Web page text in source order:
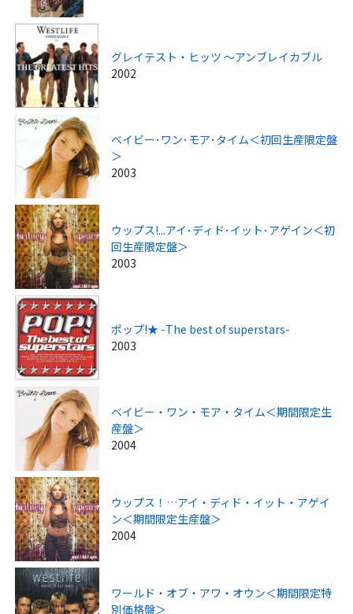
グレイテスト・ヒッツ ～アンブレイカブル
2002
ベイビー･ワン･モア･タイム＜初回生産限定盤
＞
2003
ウップス!...アイ･ディド･イット･アゲイン＜初
回生産限定盤＞
2003
ポップ!★ -The best of superstars-
2003
ベイビー・ワン・モア・タイム＜期間限定生
産盤＞
2004
ウップス！…アイ・ディド・イット・アゲイ
ン＜期間限定生産盤＞
2004
ワールド・オブ・アワ・オウン＜期間限定特
別価格盤＞